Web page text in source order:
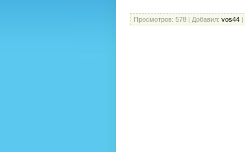
Просмотров: 578 | Добавил: vos44 |